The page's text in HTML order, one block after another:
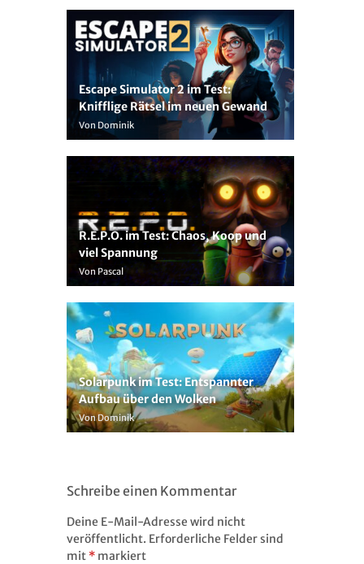
Escape Simulator 2 im Test:
Knifflige Rätsel im neuen Gewand
Von Dominik
R.E.P.O. im Test: Chaos, Koop und
viel Spannung
Von Pascal
Solarpunk im Test: Entspannter
Aufbau über den Wolken
Von Dominik
Schreibe einen Kommentar
Deine E-Mail-Adresse wird nicht
veröffentlicht. Erforderliche Felder sind
mit * markiert